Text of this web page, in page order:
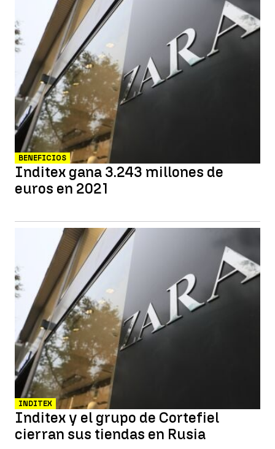
BENEFICIOS
Inditex gana 3.243 millones de
euros en 2021
INDITEX
Inditex y el grupo de Cortefiel
cierran sus tiendas en Rusia